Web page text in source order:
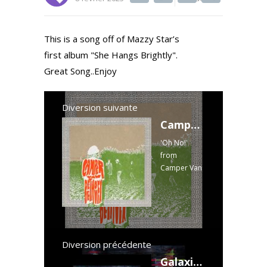
itt
er
m
This is a song off of Mazzy Star’s
first album "She Hangs Brightly".
Great Song..Enjoy
Diversion suivante
Camper Van Beethoven - Oh No!
'Oh No!'
from
Camper Van
Beethoven's
1985 album
'Telephone
Free
Landslide
'Telephone
Diversion précédente
Galaxie - Phénoménal